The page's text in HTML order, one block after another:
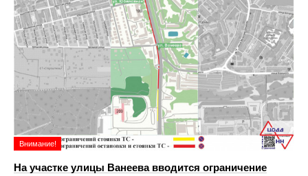
Внимание!
На участке улицы Ванеева вводится ограничение